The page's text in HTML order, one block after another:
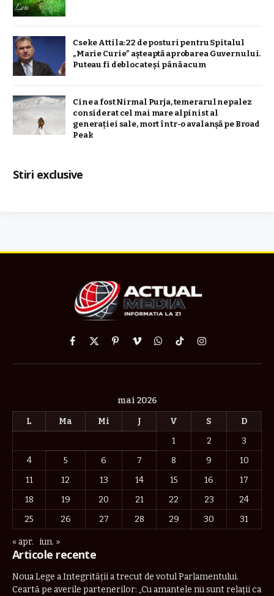
Cseke Attila: 22 de posturi pentru Spitalul
„Marie Curie” așteaptă aprobarea Guvernului.
Puteau fi deblocate și până acum
Cine a fost Nirmal Purja, temerarul nepalez
considerat cel mai mare alpinist al
generației sale, mort într-o avalanșă pe Broad
Peak
Stiri exclusive
Facebook
X
PinterestVimeoWhatsApp
TikTokInstagram
mai 2026
L
Ma Mi J V S
D
1
2
3
4
5 6 7 8 9
10
11
12 13 14 15 16
17
18
19 20 21 22 23
24
25
26 27 28 29 30 31
« apr. iun. »
Articole recente
Noua Lege a Integrității a trecut de votul Parlamentului.
Ceartă pe averile partenerilor: „Cu amantele nu sunt relații ca